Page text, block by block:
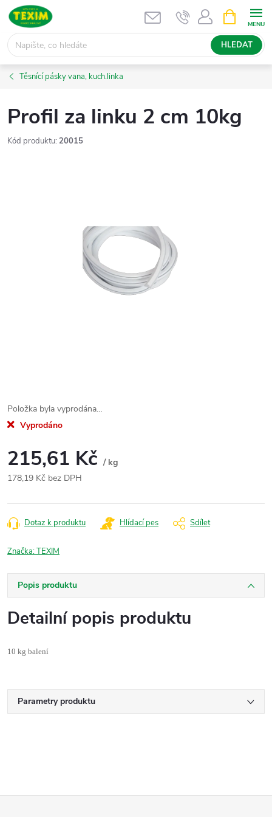
Přejít
obsah
HLEDAT
NÁKUPNÍ
KOŠÍK
Těsnící pásky vana, kuch.linka
Profil za linku 2 cm 10kg
Kód produktu: 20015
Položka byla vyprodána…
Vyprodáno
215,61 Kč / kg
178,19 Kč bez DPH
cena:
Dotaz k produktu Hlídací pes Sdílet
Značka:TEXIM
Popis produktu
Detailní popis produktu
10 kg balení
Parametry produktu